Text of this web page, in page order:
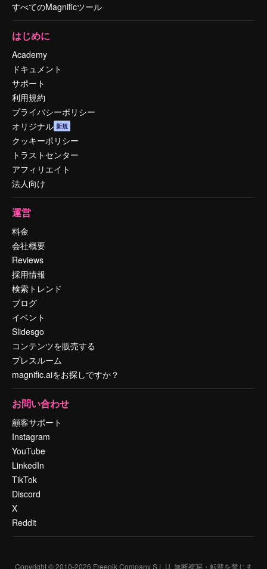
すべてのMagnificツール
はじめに
Academy
ドキュメント
サポート
利用規約
プライバシーポリシー
オリジナル 新規
クッキーポリシー
トラストセンター
アフィリエイト
法人向け
運営
料金
会社概要
Reviews
採用情報
検索トレンド
ブログ
イベント
Slidesgo
コンテンツを販売する
プレスルーム
magnific.aiをお探しですか？
お問い合わせ
顧客サポート
Instagram
YouTube
LinkedIn
TikTok
Discord
X
Reddit
Copyright © 2010-2026 Freepik Company S.L.U. 無断複写・転載を禁じま